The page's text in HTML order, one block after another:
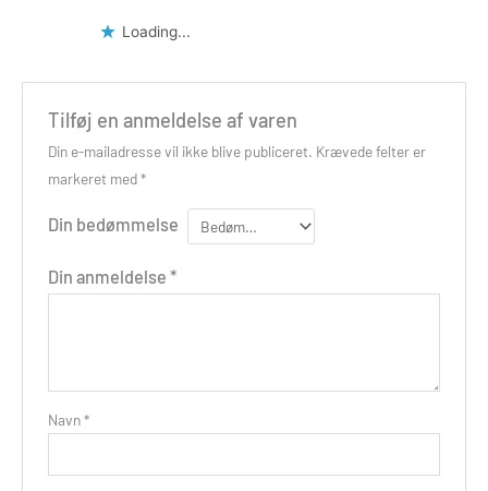
Loading...
Tilføj en anmeldelse af varen
Din e-mailadresse vil ikke blive publiceret. Krævede felter er
markeret med*
Din bedømmelse
Din anmeldelse *
Navn*